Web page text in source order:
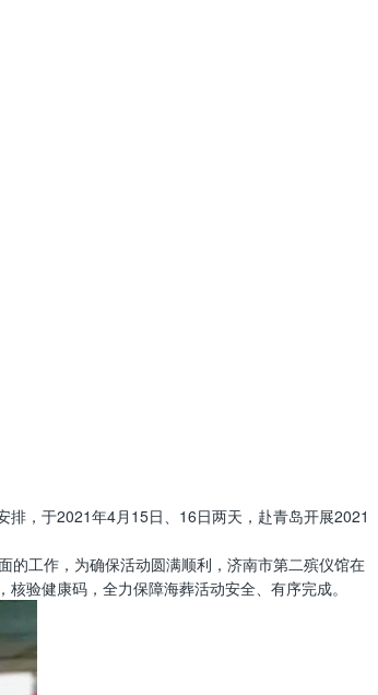
，于2021年4月15日、16日两天，赴青岛开展2021
的工作，为确保活动圆满顺利，济南市第二殡仪馆在
验健康码，全力保障海葬活动安全、有序完成。